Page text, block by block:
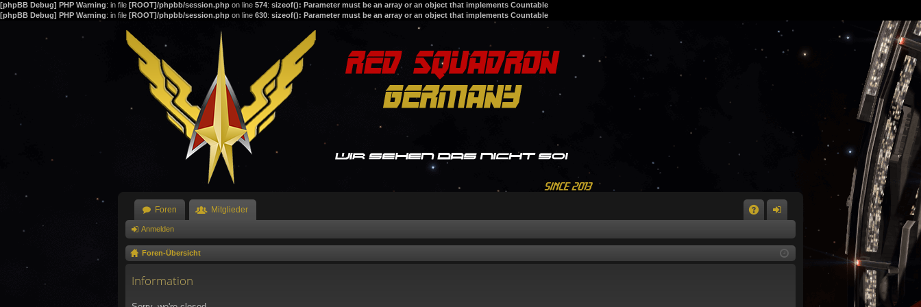
[phpBB Debug] PHP Warning: in file [ROOT]/phpbb/session.php on line 574: sizeof(): Parameter must be an array or an object that implements Countable
[phpBB Debug] PHP Warning: in file [ROOT]/phpbb/session.php on line 630: sizeof(): Parameter must be an array or an object that implements Countable
Foren Mitglieder
m
Anmelden
Foren-Übersicht
Information